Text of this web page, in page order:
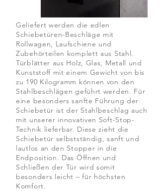
Geliefert werden die edlen
Schiebetüren-Beschläge mit
Rollwagen, Laufschiene und
Zubehörteilen komplett aus Stahl.
Türblätter aus Holz, Glas, Metall und
Kunststoff mit einem Gewicht von bis
zu 190 Kilogramm können von den
Stahlbeschlägen geführt werden. Für
eine besonders sanfte Führung der
Schiebetür ist der Stahlbeschlag auch
mit unserer innovativen Soft-Stop-
Technik lieferbar. Diese zieht die
Schiebetür selbstständig, sanft und
lautlos an den Stopper in die
Endposition. Das Öffnen und
Schließen der Tür wird somit
besonders leicht – für höchsten
Komfort.